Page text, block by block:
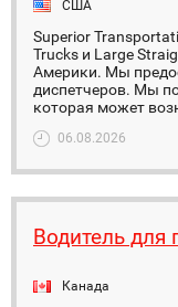
США
Superior
Trucks и Large
Америки. Мы
диспетчеров. Мы
которая может
06.08.2026
Водитель для
Канада